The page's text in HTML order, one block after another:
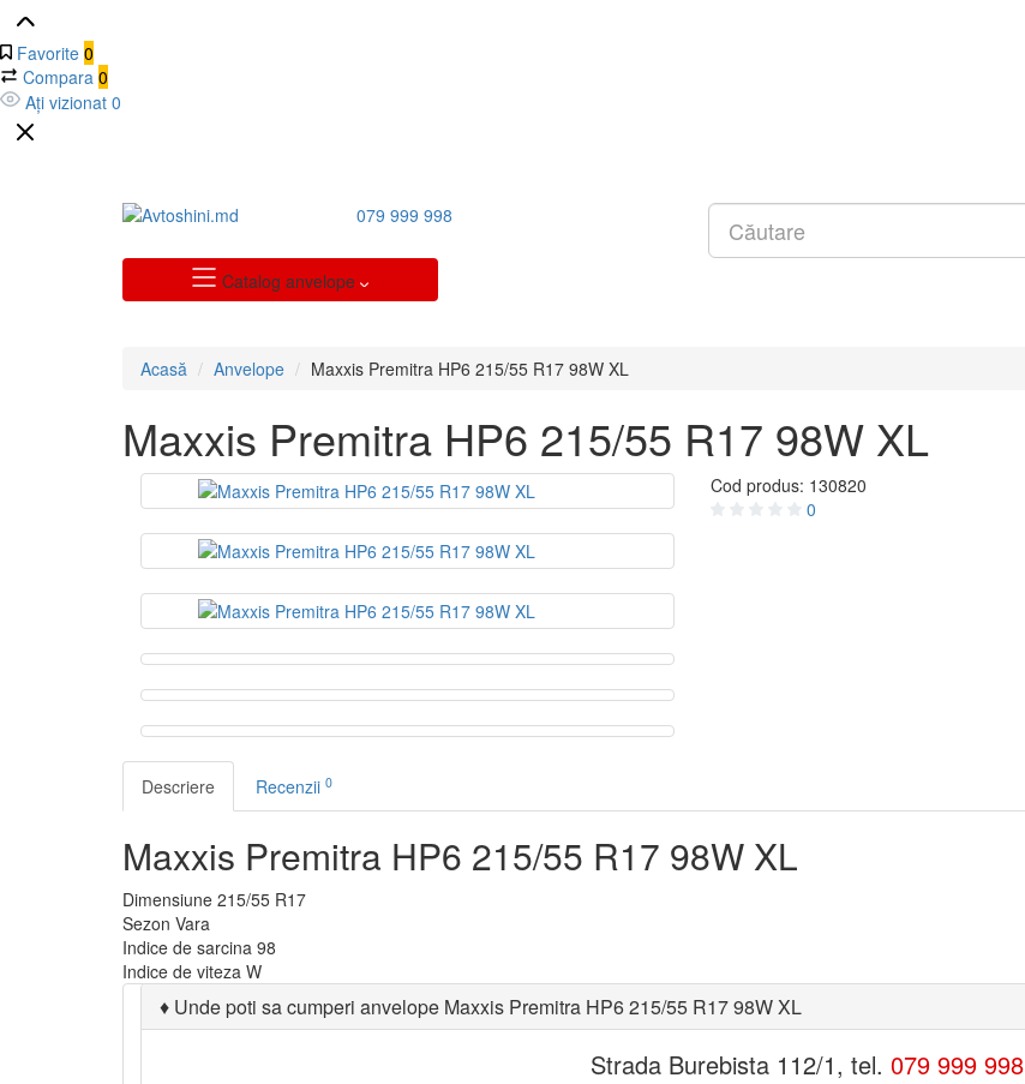
Favorite 0
Compara 0
Ați vizionat 0
079 999 998
Catalog anvelope
Acasă Anvelope Maxxis Premitra HP6 215/55 R17 98W XL
Maxxis Premitra HP6 215/55 R17 98W XL
Cod produs: 130820
0
Descriere Recenzii 0
Maxxis Premitra HP6 215/55 R17 98W XL
Dimensiune 215/55 R17
Sezon Vara
Indice de sarcina 98
Indice de viteza W
♦ Unde poti sa cumperi anvelope Maxxis Premitra HP6 215/55 R17 98W XL
Strada Burebista 112/1, tel. 079 999 998